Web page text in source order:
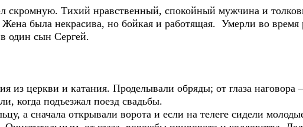
скромную. Тихий нравственный, спокойный мужчина и
была некрасива, но бойкая и работящая. Умерли во
один сын Сергей.
из церкви и катания. Проделывали обряды; от глаза наговора
когда подъезжал поезд свадьбы.
а сначала открывали ворота и если на телеге сидели